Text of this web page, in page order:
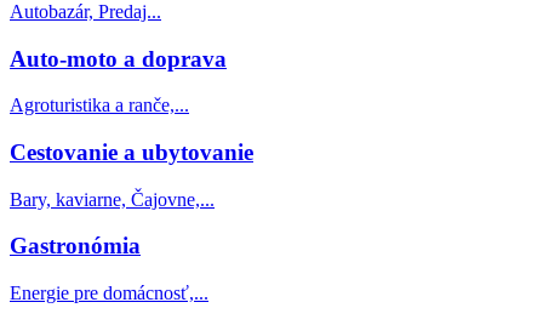
Autobazár, Predaj...
Auto-moto a doprava
Agroturistika a ranče,...
Cestovanie a ubytovanie
Bary, kaviarne, Čajovne,...
Gastronómia
Energie pre domácnosť,...